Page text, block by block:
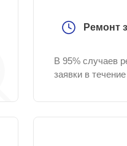
Ремонт
В 95% случаев
заявки в